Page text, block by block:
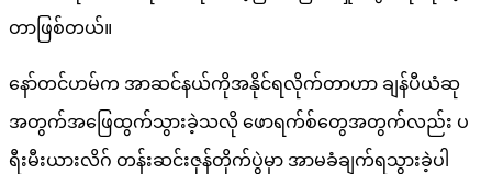
တာဖြစ်တယ်။
နော်တင်ဟမ်က အာဆင်နယ်ကိုအနိုင်ရလိုက်တာဟာ ချန်ပီယံဆု
အတွက်အဖြေထွက်သွားခဲ့သလို ဖောရက်စ်တွေအတွက်လည်း ပ
ရီးမီးယားလိဂ် တန်းဆင်းဇုန်တိုက်ပွဲမှာ အာမခံချက်ရသွားခဲ့ပါ